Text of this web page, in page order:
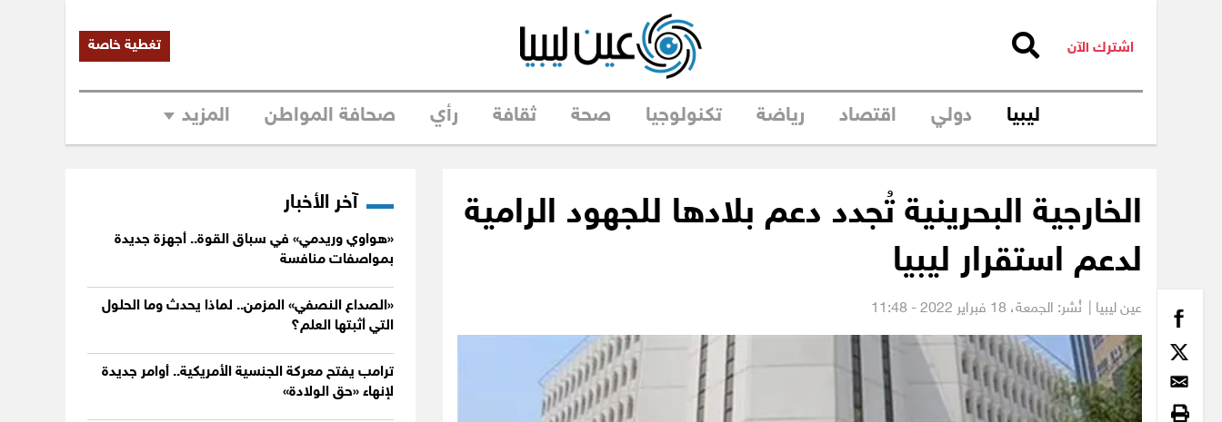
اشترك الآن تغطية خاصة
ليبيا دولي اقتصاد رياضة تكنولوجيا صحة ثقافة رأي صحافة المواطن المزيد
الخارجية البحرينية تُجدد دعم بلادها للجهود الرامية
لدعم استقرار ليبيا
عين ليبيا | نُشر: الجمعة،
آخر الأخبار
«هواوي وريدمي» في سباق القوة.. أجهزة جديدة
بمواصفات منافسة
«الصداع النصفي» المزمن.. لماذا يحدث وما الحلول
التي أثبتها العلم؟
ترامب يفتح معركة الجنسية الأمريكية.. أوامر جديدة
لإنهاء «حق الولادة»